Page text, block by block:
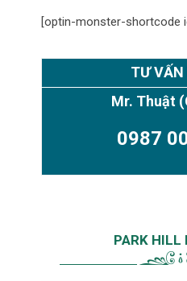
[optin-monster-shortcode
TƯ VẤN
Mr. Thuật
0987
PARK HILL